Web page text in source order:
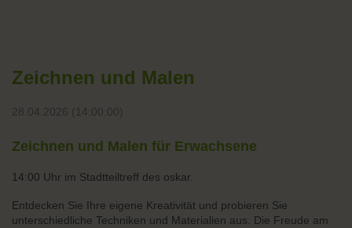
Zeichnen und Malen
28.04.2026 (14:00:00)
Zeichnen und Malen für Erwachsene
14:00 Uhr im Stadtteiltreff des oskar.
Entdecken Sie Ihre eigene Kreativität und probieren Sie
unterschiedliche Techniken und Materialien aus. Die Freude am